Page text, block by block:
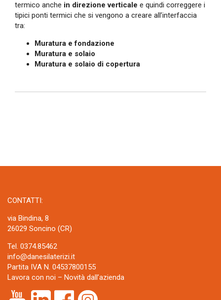
termico anche in direzione verticale e quindi correggere i
tipici ponti termici che si vengono a creare all’interfaccia
tra:
Muratura e fondazione
Muratura e solaio
Muratura e solaio di copertura
CONTATTI:
via Bindina, 8
26029 Soncino (CR)
Tel. 0374.85462
info@danesilaterizi.it
Partita IVA N. 04537800155
Lavora con noi – Novità dall’azienda